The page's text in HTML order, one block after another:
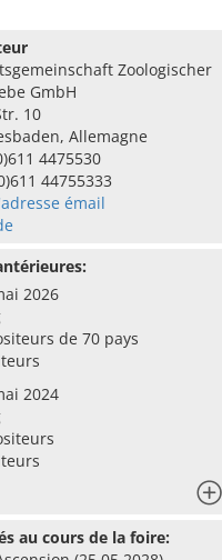
Zoologischer
GmbH
10
Allemagne
4475530
44755333
émail
2026
de 70 pays
2024
au cours de la foire: